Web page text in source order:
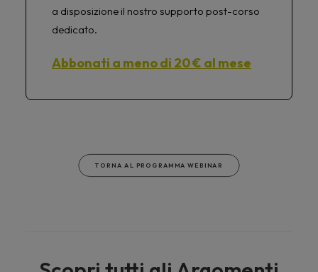
a disposizione il nostro supporto post-corso
dedicato.
Abbonati a meno di 20 € al mese
TORNA AL PROGRAMMA WEBINAR